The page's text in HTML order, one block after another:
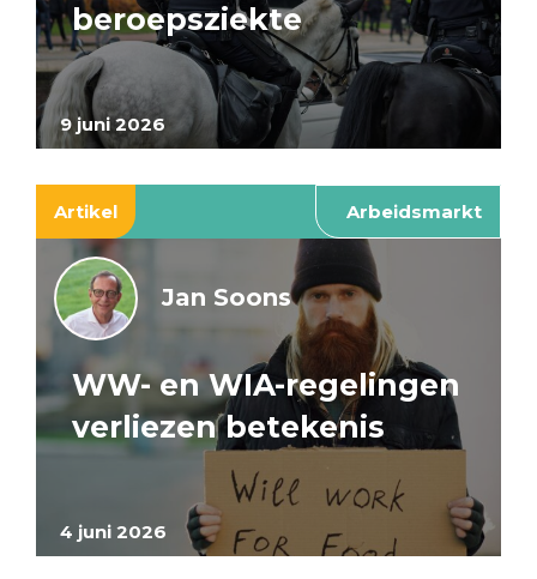
9 juni 2026
beroepsziekte
Artikel Arbeidsmarkt
4 juni 2026
Jan Soons
WW- en WIA-regelingen
verliezen betekenis